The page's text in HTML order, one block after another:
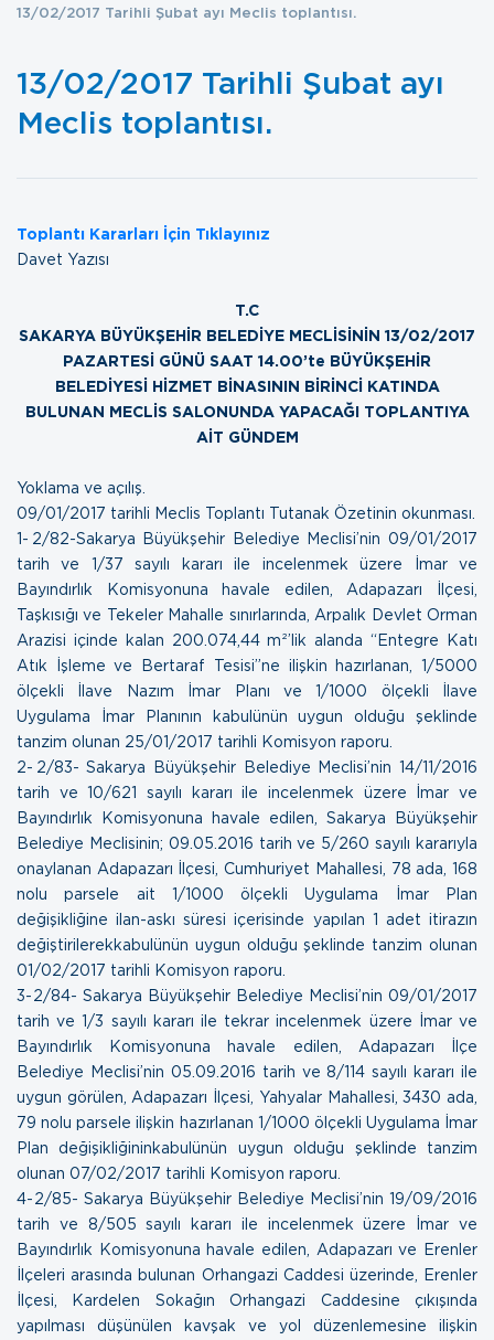
13/02/2017 Tarihli Şubat ayı Meclis toplantısı.
13/02/2017 Tarihli Şubat ayı
Meclis toplantısı.
Toplantı Kararları İçin Tıklayınız
Davet Yazısı
T.C
SAKARYA BÜYÜKŞEHİR BELEDİYE MECLİSİNİN 13/02/2017
PAZARTESİ GÜNÜ SAAT 14.00’te BÜYÜKŞEHİR
BELEDİYESİ HİZMET BİNASININ BİRİNCİ KATINDA
BULUNAN MECLİS SALONUNDA YAPACAĞI TOPLANTIYA
AİT GÜNDEM
Yoklama ve açılış.
09/01/2017 tarihli Meclis Toplantı Tutanak Özetinin okunması.
1- 2/82-Sakarya Büyükşehir Belediye Meclisi’nin 09/01/2017
tarih ve 1/37 sayılı kararı ile incelenmek üzere İmar ve
Bayındırlık Komisyonuna havale edilen, Adapazarı İlçesi,
Taşkısığı ve Tekeler Mahalle sınırlarında, Arpalık Devlet Orman
Arazisi içinde kalan 200.074,44 m²’lik alanda “Entegre Katı
Atık İşleme ve Bertaraf Tesisi”ne ilişkin hazırlanan, 1/5000
ölçekli İlave Nazım İmar Planı ve 1/1000 ölçekli İlave
Uygulama İmar Planının kabulünün uygun olduğu şeklinde
tanzim olunan 25/01/2017 tarihli Komisyon raporu
2- 2/83- Sakarya Büyükşehir Belediye Meclisi’nin 14/11/2016
tarih ve 10/621 sayılı kararı ile incelenmek üzere İmar ve
Bayındırlık Komisyonuna havale edilen, Sakarya Büyükşehir
Belediye Meclisinin; 09.05.2016 tarih ve 5/260 sayılı kararıyla
onaylanan Adapazarı İlçesi, Cumhuriyet Mahallesi, 78 ada, 168
nolu parsele ait 1/1000 ölçekli Uygulama İmar Plan
değişikliğine ilan-askı süresi içerisinde yapılan 1 adet itirazın
değiştirilerekkabulünün uygun olduğu şeklinde tanzim olunan
01/02/2017 tarihli Komisyon raporu.
3- 2/84- Sakarya Büyükşehir Belediye Meclisi’nin 09/01/2017
tarih ve 1/3 sayılı kararı ile tekrar incelenmek üzere İmar ve
Bayındırlık Komisyonuna havale edilen, Adapazarı İlçe
Belediye Meclisi’nin 05.09.2016 tarih ve 8/114 sayılı kararı ile
uygun görülen, Adapazarı İlçesi, Yahyalar Mahallesi, 3430 ada,
79 nolu parsele ilişkin hazırlanan 1/1000 ölçekli Uygulama İmar
Plan değişikliğininkabulünün uygun olduğu şeklinde tanzim
olunan 07/02/2017 tarihli Komisyon raporu.
4- 2/85- Sakarya Büyükşehir Belediye Meclisi’nin 19/09/2016
tarih ve 8/505 sayılı kararı ile incelenmek üzere İmar ve
Bayındırlık Komisyonuna havale edilen, Adapazarı ve Erenler
İlçeleri arasında bulunan Orhangazi Caddesi üzerinde, Erenler
İlçesi, Kardelen Sokağın Orhangazi Caddesine çıkışında
yapılması düşünülen kavşak ve yol düzenlemesine ilişkin